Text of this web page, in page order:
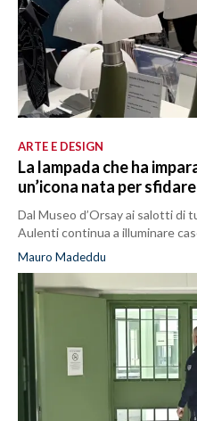
ARTE E DESIGN
La lampada che ha
un’icona nata per
Dal Museo d’Orsay ai salotti di
Aulenti continua a illuminare
Mauro Madeddu